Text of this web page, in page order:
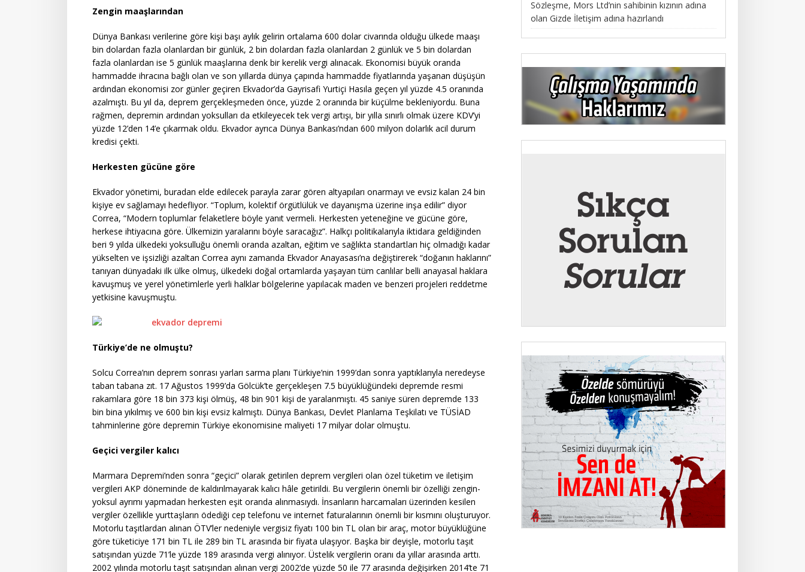
Zengin maaşlarından
Dünya Bankası verilerine göre kişi başı aylık gelirin ortalama 600 dolar civarında olduğu ülkede maaşı
bin dolardan fazla olanlardan bir günlük, 2 bin dolardan fazla olanlardan 2 günlük ve 5 bin dolardan
fazla olanlardan ise 5 günlük maaşlarına denk bir kerelik vergi alınacak. Ekonomisi büyük oranda
hammadde ihracına bağlı olan ve son yıllarda dünya çapında hammadde fiyatlarında yaşanan düşüşün
ardından ekonomisi zor günler geçiren Ekvador’da Gayrisafi Yurtiçi Hasıla geçen yıl yüzde 4.5 oranında
azalmıştı. Bu yıl da, deprem gerçekleşmeden önce, yüzde 2 oranında bir küçülme bekleniyordu. Buna
rağmen, depremin ardından yoksulları da etkileyecek tek vergi artışı, bir yılla sınırlı olmak üzere KDV’yi
yüzde 12’den 14’e çıkarmak oldu. Ekvador ayrıca Dünya Bankası’ndan 600 milyon dolarlık acil durum
kredisi çekti.
Herkesten gücüne göre
Ekvador yönetimi, buradan elde edilecek parayla zarar gören altyapıları onarmayı ve evsiz kalan 24 bin
kişiye ev sağlamayı hedefliyor. “Toplum, kolektif örgütlülük ve dayanışma üzerine inşa edilir” diyor
Correa, “Modern toplumlar felaketlere böyle yanıt vermeli. Herkesten yeteneğine ve gücüne göre,
herkese ihtiyacına göre. Ülkemizin yaralarını böyle saracağız”. Halkçı politikalarıyla iktidara geldiğinden
beri 9 yılda ülkedeki yoksulluğu önemli oranda azaltan, eğitim ve sağlıkta standartları hiç olmadığı kadar
yükselten ve işsizliği azaltan Correa aynı zamanda Ekvador Anayasası’na değiştirerek “doğanın haklarını”
tanıyan dünyadaki ilk ülke olmuş, ülkedeki doğal ortamlarda yaşayan tüm canlılar belli anayasal haklara
kavuşmuş ve yerel yönetimlerle yerli halklar bölgelerine yapılacak maden ve benzeri projeleri reddetme
yetkisine kavuşmuştu.
Türkiye’de ne olmuştu?
Solcu Correa’nın deprem sonrası yarları sarma planı Türkiye’nin 1999’dan sonra yaptıklarıyla neredeyse
taban tabana zıt. 17 Ağustos 1999’da Gölcük’te gerçekleşen 7.5 büyüklüğündeki depremde resmi
rakamlara göre 18 bin 373 kişi ölmüş, 48 bin 901 kişi de yaralanmıştı. 45 saniye süren depremde 133
bin bina yıkılmış ve 600 bin kişi evsiz kalmıştı. Dünya Bankası, Devlet Planlama Teşkilatı ve TÜSİAD
tahminlerine göre depremin Türkiye ekonomisine maliyeti 17 milyar dolar olmuştu.
Geçici vergiler kalıcı
Marmara Depremi’nden sonra “geçici” olarak getirilen deprem vergileri olan özel tüketim ve iletişim
vergileri AKP döneminde de kaldırılmayarak kalıcı hâle getirildi. Bu vergilerin önemli bir özelliği zengin-
yoksul ayrımı yapmadan herkesten eşit oranda alınmasıydı. İnsanların harcamaları üzerinden kesilen
vergiler özellikle yurttaşların ödediği cep telefonu ve internet faturalarının önemli bir kısmını oluşturuyor.
Motorlu taşıtlardan alınan ÖTV’ler nedeniyle vergisiz fiyatı 100 bin TL olan bir araç, motor büyüklüğüne
göre tüketiciye 171 bin TL ile 289 bin TL arasında bir fiyata ulaşıyor. Başka bir deyişle, motorlu taşıt
satışından yüzde 71’le yüzde 189 arasında vergi alınıyor. Üstelik vergilerin oranı da yıllar arasında arttı.
2002 yılında motorlu taşıt satışından alınan vergi 2002’de yüzde 50 ile 77 arasında değişirken 2014’te 71
Sözleşme, Mors Ltd’nin sahibinin kızının adına
olan Gizde İletişim adına hazırlandı